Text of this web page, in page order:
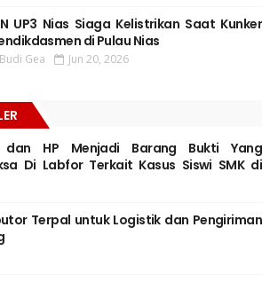
UP3 Nias Siaga Kelistrikan Saat Kunker
di Pulau Nias
Budi Gea Jun 20, 2026
dan HP Menjadi Barang Bukti Yang
Di Labfor Terkait Kasus Siswi SMK di
Terpal untuk Logistik dan Pengiriman